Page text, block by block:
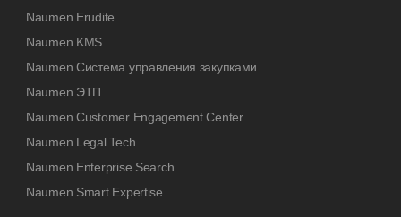
Naumen Erudite
Naumen KMS
Naumen Система управления закупками
Naumen ЭТП
Naumen Customer Engagement Center
Naumen Legal Tech
Naumen Enterprise Search
Naumen Smart Expertise